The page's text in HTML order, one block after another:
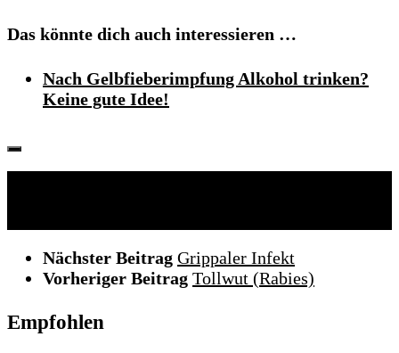
Das könnte dich auch interessieren …
Nach Gelbfieberimpfung Alkohol trinken?
Keine gute Idee!
Nächster Beitrag Grippaler Infekt
Vorheriger Beitrag Tollwut (Rabies)
Empfohlen